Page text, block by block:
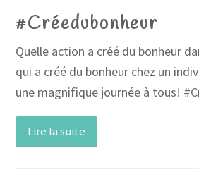
#Créedubonheur
Quelle action a créé du bonheur
qui a créé du bonheur chez un
une magnifique journée à tous!
Lire la suite